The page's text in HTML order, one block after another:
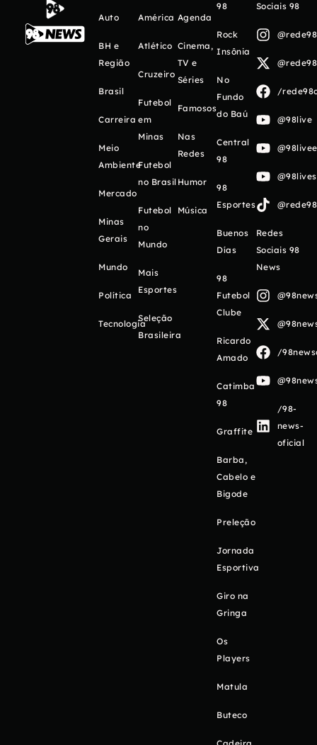
Auto
BH e
Região
Brasil
Carreira
Meio
Ambiente
Mercado
Minas
Gerais
Mundo
Política
Tecnologia
América
Atlético
Cruzeiro
Futebol
em
Minas
Futebol
no Brasil
Futebol
no
Mundo
Mais
Esportes
Seleção
Brasileira
Agenda
Cinema,
TV e
Séries
Famosos
Nas
Redes
Humor
Música
98
Rock
Insônia
No
Fundo
do Baú
Central
98
98
Esportes
Buenos
Días
98
Futebol
Clube
Ricardo
Amado
Catimba
98
Graffite
Barba,
Cabelo e
Bigode
Preleção
Jornada
Esportiva
Giro na
Gringa
Os
Players
Matula
Buteco
Sociais 98
/
@98live
Redes
Sociais 98
News
/
/98-
news-
oficial